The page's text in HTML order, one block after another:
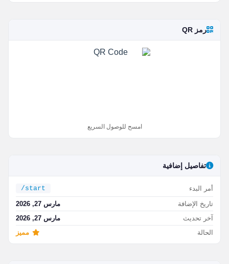
رمز QR
امسح للوصول السريع
تفاصيل إضافية
أمر البدء
/start
تاريخ الإضافة
مارس 27, 2026
آخر تحديث
مارس 27, 2026
الحالة
مميز